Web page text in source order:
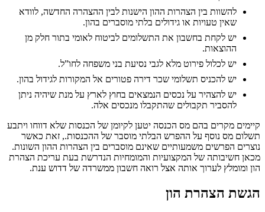
להשוות בין הצהרות ההון הישנות לבין ההצהרה החדשה, לוודא
שאין טעויות או גידולים בלתי מוסברים בהון.
יש לקחת בחשבון את התשלומים לביטוח לאומי בתור חלק מן
ההוצאות.
יש לכלול פירוט מלא לגבי נסיעת בני משפחה לחו”ל.
יש להכניס תשלומי שכר דירה פטורים אל המקורות לגידול בהון.
יש להצהיר על נכסים הנמצאים בחוץ לארץ על מנת שיהיה ניתן
להסביר תקבולים שהתקבלו מנכסים אלה.
קיימים מקרים בהם מס הכנסה יטען לקיומן של הכנסות שלא דווחו ויתבע
תשלום מס נוסף על ההפרש הבלתי מוסבר של ההכנסות., זאת כאשר
נוצרים הפרשים משמעותיים שאינם מוסברים בין הצהרות ההון השונות.
מכאן חשיבותה של המקצועיות והמומחיות הנדרשת בעת עריכת הצהרת
הון ומומלץ לערוך אותה אצל רואה חשבון ממשרדה של דדוש ענת.
הגשת הצהרת הון